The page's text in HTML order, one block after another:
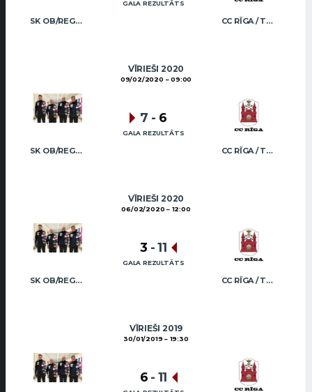
SK OB/REGŽA MEN CC RĪGA / TRUKŠĀNS
GALA REZULTĀTS
VĪRIEŠI 2020
09/02/2020 09:00
SK OB/REGŽA MEN CC RĪGA / TRUKŠĀNS
7 - 6
GALA REZULTĀTS
VĪRIEŠI 2020
06/02/2020 12:00
SK OB/REGŽA MEN CC RĪGA / TRUKŠĀNS
3 - 11
GALA REZULTĀTS
VĪRIEŠI 2019
30/01/2019 19:30
6 - 11